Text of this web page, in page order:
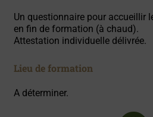
Un questionnaire pour accueillir
en fin de formation (à chaud).
Attestation individuelle délivrée.
Lieu de formation
A déterminer.